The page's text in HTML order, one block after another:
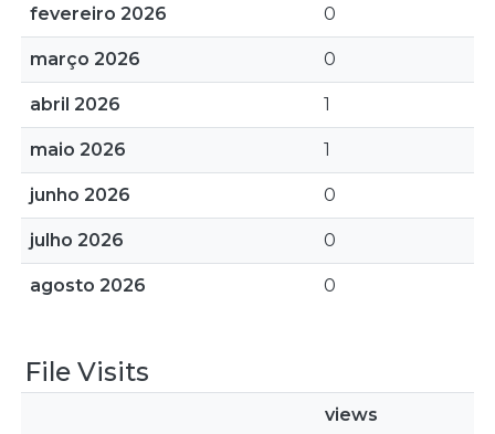
fevereiro 2026 0
março 2026 0
abril 2026 1
maio 2026 1
junho 2026 0
julho 2026 0
agosto 2026 0
File Visits
views